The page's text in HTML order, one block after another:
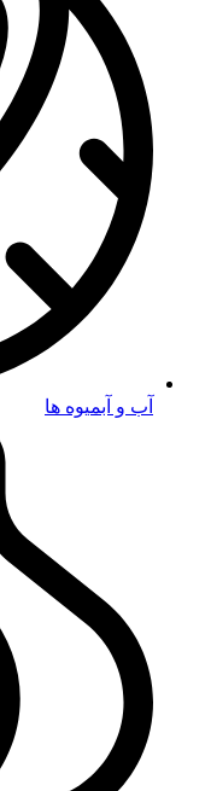
آب و آبمیوه ها